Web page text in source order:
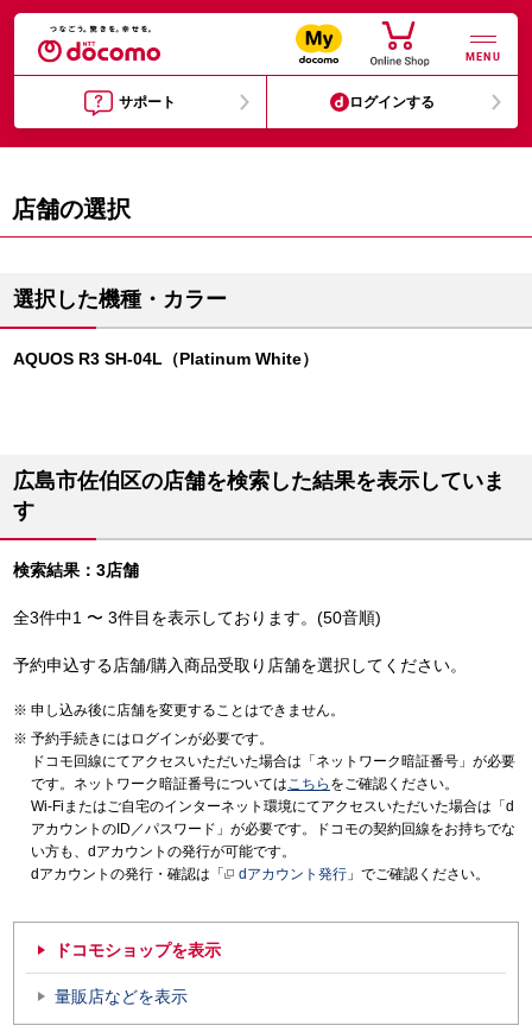
MENU
サポート ログインする
店舗の選択
選択した機種・カラー
AQUOS R3 SH-04L（Platinum White）
広島市佐伯区の店舗を検索した結果を表示していま
す
検索結果：3店舗
全3件中1 〜 3件目を表示しております。(50音順)
予約申込する店舗/購入商品受取り店舗を選択してください。
申し込み後に店舗を変更することはできません。
予約手続きにはログインが必要です。
ドコモ回線にてアクセスいただいた場合は「ネットワーク暗証番号」が必要
です。ネットワーク暗証番号についてはこちら をご確認ください。
Wi-Fiまたはご自宅のインターネット環境にてアクセスいただいた場合は「d
アカウントのID／パスワード」が必要です。ドコモの契約回線をお持ちでな
い方も、dアカウントの発行が可能です。
dアカウントの発行・確認は「
dアカウント発行 」でご確認ください。
ドコモショップを表示
量販店などを表示